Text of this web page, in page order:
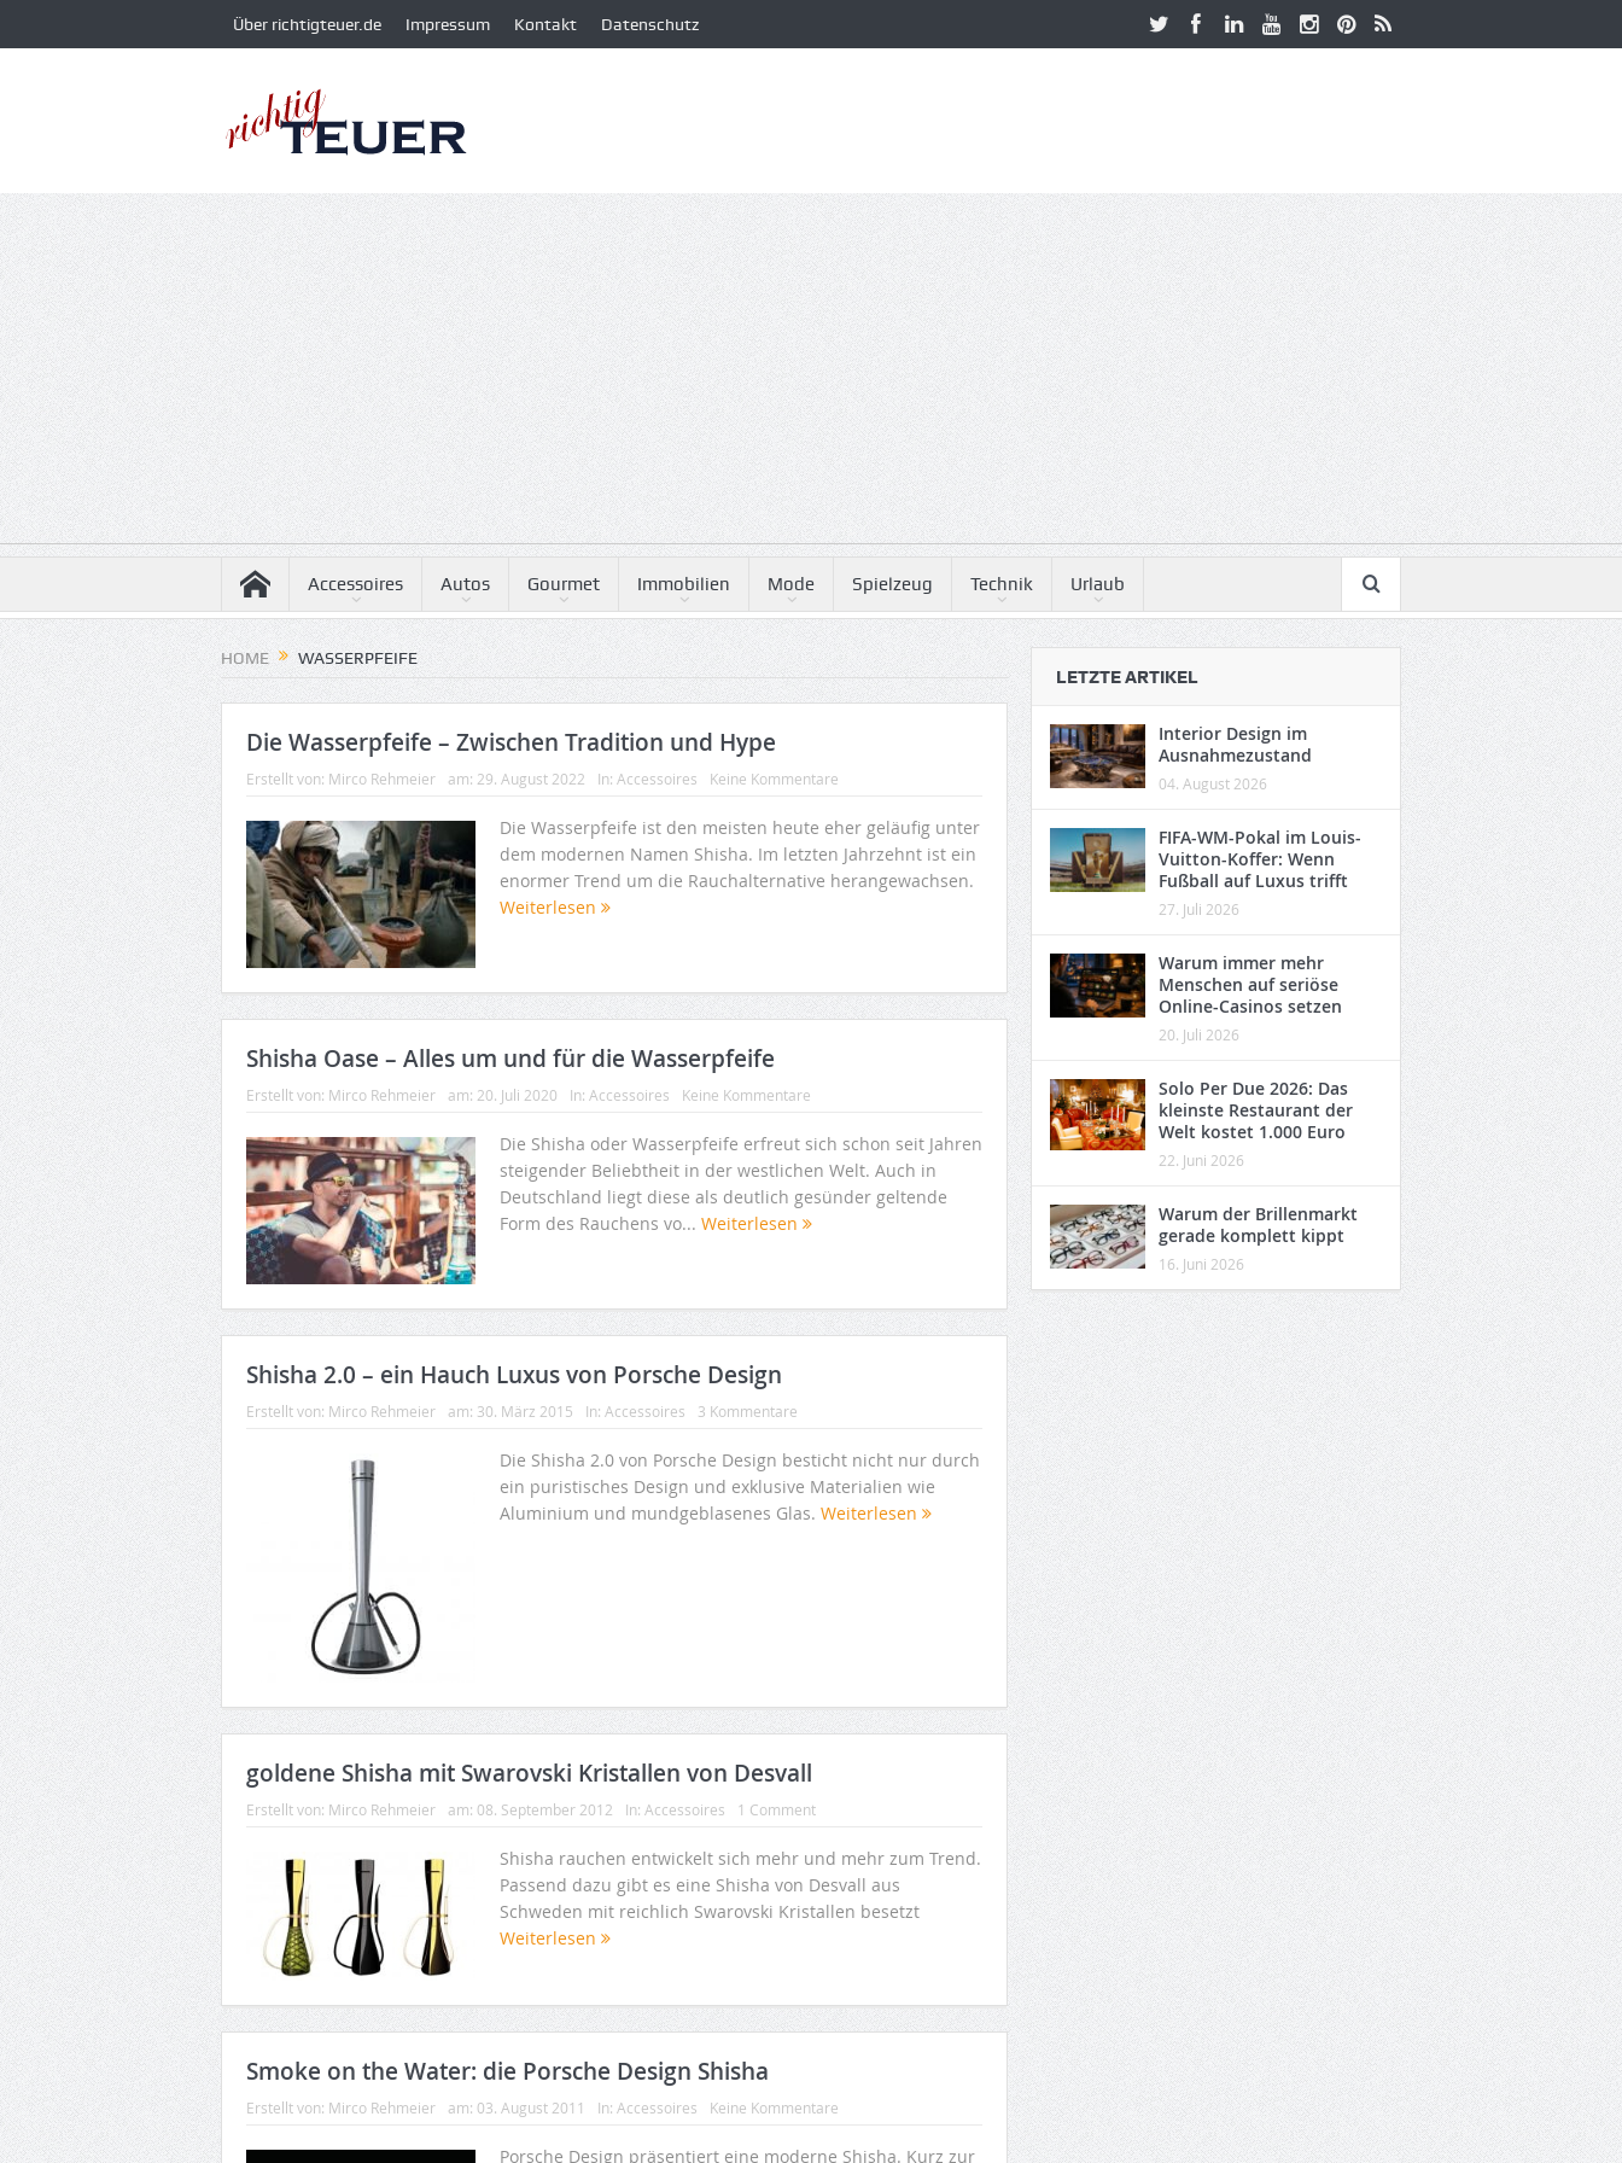
Über richtigteuer.de Impressum Kontakt Datenschutz
Accessoires Autos Gourmet Immobilien Mode Spielzeug Technik Urlaub
HOME WASSERPFEIFE
Die Wasserpfeife – Zwischen Tradition und Hype
Erstellt von: Mirco Rehmeier am: 29. August 2022 In: Accessoires Keine Kommentare
Die Wasserpfeife ist den meisten heute eher geläufig unter
dem modernen Namen Shisha. Im letzten Jahrzehnt ist ein
enormer Trend um die Rauchalternative herangewachsen.
Weiterlesen
Shisha Oase – Alles um und für die Wasserpfeife
Erstellt von: Mirco Rehmeier am: 20. Juli 2020 In: Accessoires Keine Kommentare
Die Shisha oder Wasserpfeife erfreut sich schon seit Jahren
steigender Beliebtheit in der westlichen Welt. Auch in
Deutschland liegt diese als deutlich gesünder geltende
Form des Rauchens vo... Weiterlesen
Shisha 2.0 – ein Hauch Luxus von Porsche Design
Erstellt von: Mirco Rehmeier am: 30. März 2015 In: Accessoires 3 Kommentare
Die Shisha 2.0 von Porsche Design besticht nicht nur durch
ein puristisches Design und exklusive Materialien wie
Aluminium und mundgeblasenes Glas. Weiterlesen
goldene Shisha mit Swarovski Kristallen von Desvall
Erstellt von: Mirco Rehmeier am: 08. September 2012 In: Accessoires 1 Comment
Shisha rauchen entwickelt sich mehr und mehr zum Trend.
Passend dazu gibt es eine Shisha von Desvall aus
Schweden mit reichlich Swarovski Kristallen besetzt
Weiterlesen
Smoke on the Water: die Porsche Design Shisha
Erstellt von: Mirco Rehmeier am: 03. August 2011 In: Accessoires Keine Kommentare
Porsche Design präsentiert eine moderne Shisha. Kurz zur
LETZTE ARTIKEL
Interior Design im
Ausnahmezustand
04. August 2026
FIFA-WM-Pokal im Louis-
Vuitton-Koffer: Wenn
Fußball auf Luxus trifft
27. Juli 2026
Warum immer mehr
Menschen auf seriöse
Online-Casinos setzen
20. Juli 2026
Solo Per Due 2026: Das
kleinste Restaurant der
Welt kostet 1.000 Euro
22. Juni 2026
Warum der Brillenmarkt
gerade komplett kippt
16. Juni 2026